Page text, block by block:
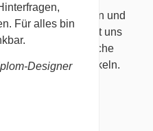
Für alles bin
Designer
wir Menschen und
Dabei ist uns
wie unternehmerische
und zu entwickeln.